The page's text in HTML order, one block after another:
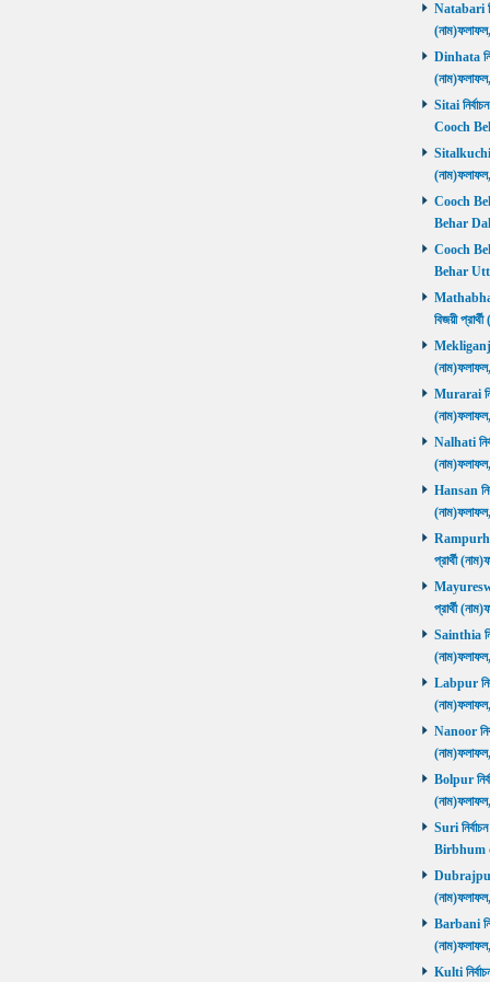
Natabari
Dinhata
Sitai
Cooch
Sitalkuchi
Cooch
Behar
Cooch
Behar
বিজয়ী
Mekliganj
Murarai
Nalhati
Hansan
Rampurhat
প্রার্থী
প্রার্থী
Sainthia
Labpur
Nanoor
Bolpur
Suri
Birbhum
Dubrajpur
Barbani
Kulti